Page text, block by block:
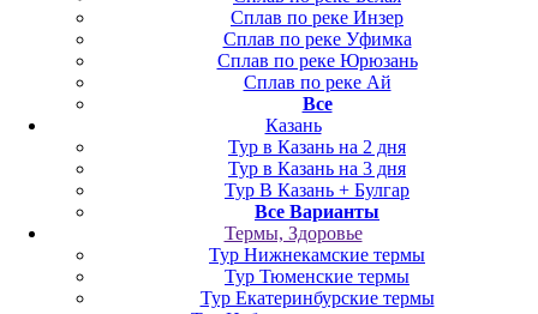
Сплав по реке Инзер
Сплав по реке Уфимка
Сплав по реке Юрюзань
Сплав по реке Ай
Все
Казань
Тур в Казань на 2 дня
Тур в Казань на 3 дня
Тур В Казань + Булгар
Все Варианты
Термы, Здоровье
Тур Нижнекамские термы
Тур Тюменские термы
Тур Екатеринбурские термы